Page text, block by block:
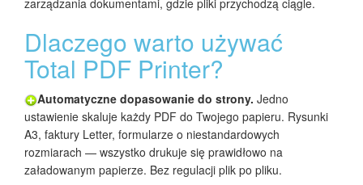
zarządzania dokumentami, gdzie pliki przychodzą ciągle.
Dlaczego warto używać
Total PDF Printer?
Automatyczne dopasowanie do strony. Jedno
ustawienie skaluje każdy PDF do Twojego papieru. Rysunki
A3, faktury Letter, formularze o niestandardowych
rozmiarach — wszystko drukuje się prawidłowo na
załadowanym papierze. Bez regulacji plik po pliku.